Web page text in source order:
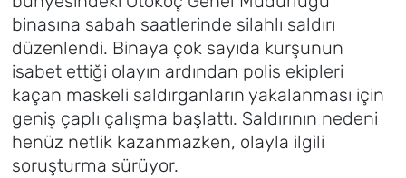
binasına sabah saatlerinde silahlı saldırı
düzenlendi. Binaya çok sayıda kurşunun
isabet ettiği olayın ardından polis ekipleri
kaçan maskeli saldırganların yakalanması için
geniş çaplı çalışma başlattı. Saldırının nedeni
henüz netlik kazanmazken, olayla ilgili
soruşturma sürüyor.
İletişim